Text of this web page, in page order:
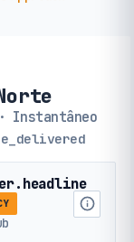
Instantâneo